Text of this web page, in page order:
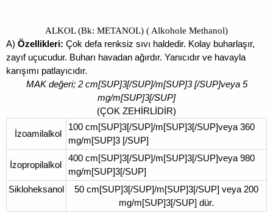
ALKOL (Bk: METANOL) ( Alkohole Methanol)
A) Özellikleri: Çok defa renksiz sıvı haldedir. Kolay buharlaşır,
zayıf uçucudur. Buharı havadan ağırdır. Yanıcıdır ve havayla
karışımı patlayıcıdır.
MAK değeri; 2 cm[SUP]3[/SUP]/m[SUP]3 [/SUP]veya 5
mg/m[SUP]3[/SUP]
(ÇOK ZEHİRLİDİR)
İzoamilalkol
100 cm[SUP]3[/SUP]/m[SUP]3[/SUP]veya 360
mg/m[SUP]3 [/SUP]
İzopropilalkol
400 cm[SUP]3[/SUP]/m[SUP]3[/SUP]veya 980
mg/m[SUP]3[/SUP]
Sikloheksanol
50 cm[SUP]3[/SUP]/m[SUP]3[/SUP] veya 200
mg/m[SUP]3[/SUP] dür.